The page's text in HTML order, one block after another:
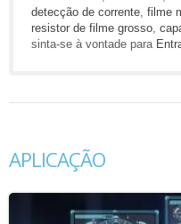
detecção de corrente filme
resistor de filme grosso
sinta-se à vontade para
APLICAÇÃO